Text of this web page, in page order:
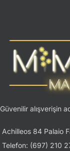
Güvenilir alışverişin
Achilleos 84 Palaio
Telefon: (697) 210